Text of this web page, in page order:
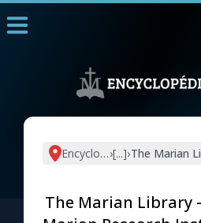
L'actualité de la semaine
Encyclopédie mariale
›[...]›The Marian
The Marian Library